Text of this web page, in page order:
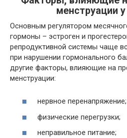
менструации
Основным регулятором
гормоны – эстроген и
репродуктивной системы чаще
при нарушении гормонального
другие факторы, влияющие на
менструации:
нервное перенапряжение;
физические перегрузки;
неправильное питание;